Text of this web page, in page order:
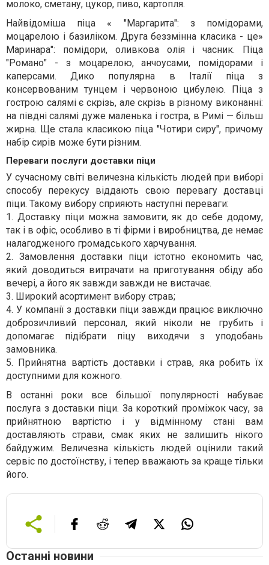
молоко, сметану, цукор, пиво, картопля.
Найвідоміша піца « "Маргарита": з помідорами,
моцарелою і базиліком. Друга беззмінна класика - це»
Маринара": помідори, оливкова олія і часник. Піца
"Романо" - з моцарелою, анчоусами, помідорами і
каперсами. Дико популярна в Італії піца з
консервованим тунцем і червоною цибулею. Піца з
гострою салямі є скрізь, але скрізь в різному виконанні:
на півдні салямі дуже маленька і гостра, в Римі — більш
жирна. Ще стала класикою піца "Чотири сиру", причому
набір сирів може бути різним.
Переваги послуги доставки піци
У сучасному світі величезна кількість людей при виборі
способу перекусу віддають свою перевагу доставці
піци. Такому вибору сприяють наступні переваги:
1. Доставку піци можна замовити, як до себе додому,
так і в офіс, особливо в ті фірми і виробництва, де немає
налагодженого громадського харчування.
2. Замовлення доставки піци істотно економить час,
який доводиться витрачати на приготування обіду або
вечері, а його як завжди завжди не вистачає.
3. Широкий асортимент вибору страв;
4. У компанії з доставки піци завжди працює виключно
доброзичливий персонал, який ніколи не грубить і
допомагає підібрати піцу виходячи з уподобань
замовника.
5. Прийнятна вартість доставки і страв, яка робить їх
доступними для кожного.
В останні роки все більшої популярності набуває
послуга з доставки піци. За короткий проміжок часу, за
прийнятною вартістю і у відмінному стані вам
доставляють страви, смак яких не залишить нікого
байдужим. Величезна кількість людей оцінили такий
сервіс по достоїнству, і тепер вважають за краще тільки
його.
Останні новини